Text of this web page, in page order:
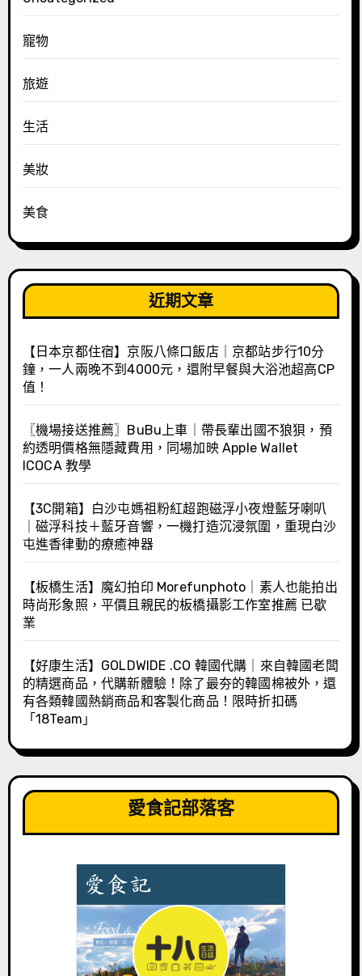
寵物
旅遊
生活
美妝
美食
近期文章
【日本京都住宿】京阪八條口飯店｜京都站步行10分
鐘，一人兩晚不到4000元，還附早餐與大浴池超高CP
值！
〖機場接送推薦〗BuBu上車｜帶長輩出國不狼狽，預
約透明價格無隱藏費用，同場加映 Apple Wallet
ICOCA 教學
【3C開箱】白沙屯媽祖粉紅超跑磁浮小夜燈藍牙喇叭
｜磁浮科技＋藍牙音響，一機打造沉浸氛圍，重現白沙
屯進香律動的療癒神器
【板橋生活】魔幻拍印 Morefunphoto｜素人也能拍出
時尚形象照，平價且親民的板橋攝影工作室推薦 已歇
業
【好康生活】GOLDWIDE .CO 韓國代購｜來自韓國老闆
的精選商品，代購新體驗！除了最夯的韓國棉被外，還
有各類韓國熱銷商品和客製化商品！限時折扣碼
「18Team」
愛食記部落客